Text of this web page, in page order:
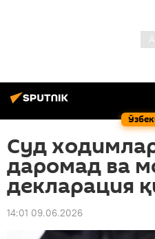
Суд
даромад ва
декларация
14:01 09.06.2026